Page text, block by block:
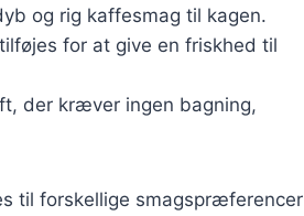
og rig kaffesmag til kagen.
for at give en friskhed til
der kræver ingen bagning,
til forskellige smagspræferencer